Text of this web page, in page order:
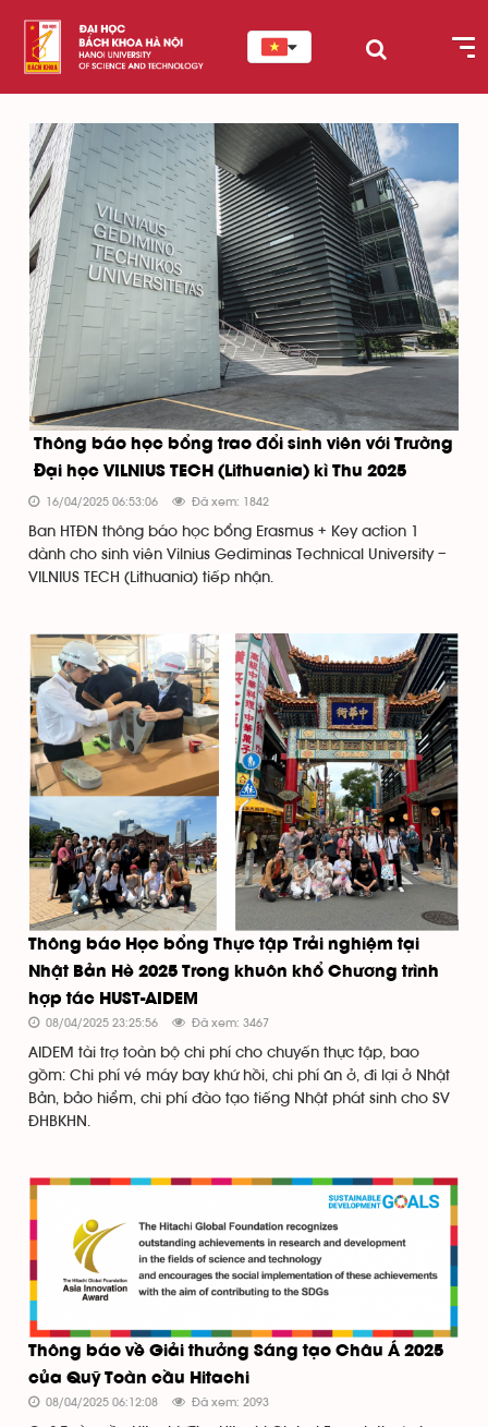
Thông báo học bổng trao đổi sinh viên với Trường
Đại học VILNIUS TECH (Lithuania) kì Thu 2025
16/04/2025 06:53:06 Đã xem: 1842
Ban HTĐN thông báo học bổng Erasmus + Key action 1
dành cho sinh viên Vilnius Gediminas Technical University –
VILNIUS TECH (Lithuania) tiếp nhận.
Thông báo Học bổng Thực tập Trải nghiệm tại
Nhật Bản Hè 2025 Trong khuôn khổ Chương trình
hợp tác HUST-AIDEM
08/04/2025 23:25:56 Đã xem: 3467
AIDEM tài trợ toàn bộ chi phí cho chuyến thực tập, bao
gồm: Chi phí vé máy bay khứ hồi, chi phí ăn ở, đi lại ở Nhật
Bản, bảo hiểm, chi phí đào tạo tiếng Nhật phát sinh cho SV
ĐHBKHN.
Thông báo về Giải thưởng Sáng tạo Châu Á 2025
của Quỹ Toàn cầu Hitachi
08/04/2025 06:12:08 Đã xem: 2093